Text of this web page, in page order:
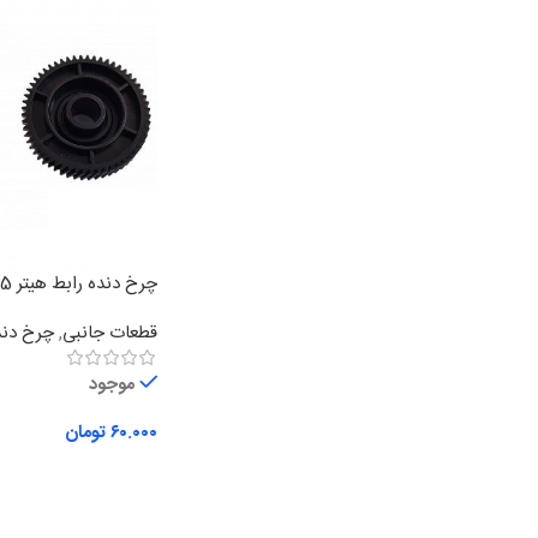
چرخ دنده رابط هیتر 3015
قطعات جانبی,چرخ
موجود
۶۰.۰۰۰تومان